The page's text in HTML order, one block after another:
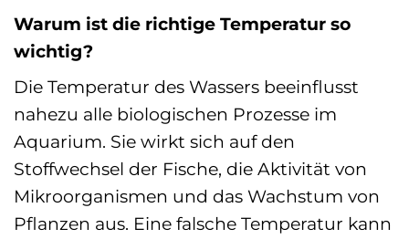
Warum ist die richtige Temperatur so
wichtig?
Die Temperatur des Wassers beeinflusst
nahezu alle biologischen Prozesse im
Aquarium. Sie wirkt sich auf den
Stoffwechsel der Fische, die Aktivität von
Mikroorganismen und das Wachstum von
Pflanzen aus. Eine falsche Temperatur kann